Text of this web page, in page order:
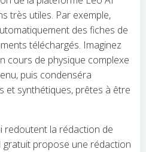
très utiles. Par exemple,
des fiches de
téléchargés. Imaginez
cours de physique complexe
puis condenséra
et synthétiques, prêtes à être
redoutent la rédaction de
gratuit propose une rédaction